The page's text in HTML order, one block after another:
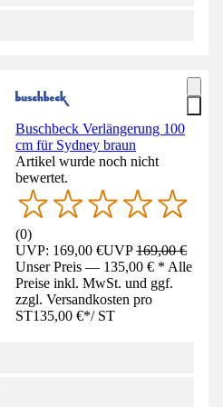
Buschbeck Verlängerung 100
cm für Sydney braun
Artikel wurde noch nicht
bewertet.
(0)
UVP: 169,00 €UVP169,00 €
Unser Preis — 135,00 € * Alle
Preise inkl. MwSt. und ggf.
zzgl. Versandkosten pro
ST135,00 €*/ ST